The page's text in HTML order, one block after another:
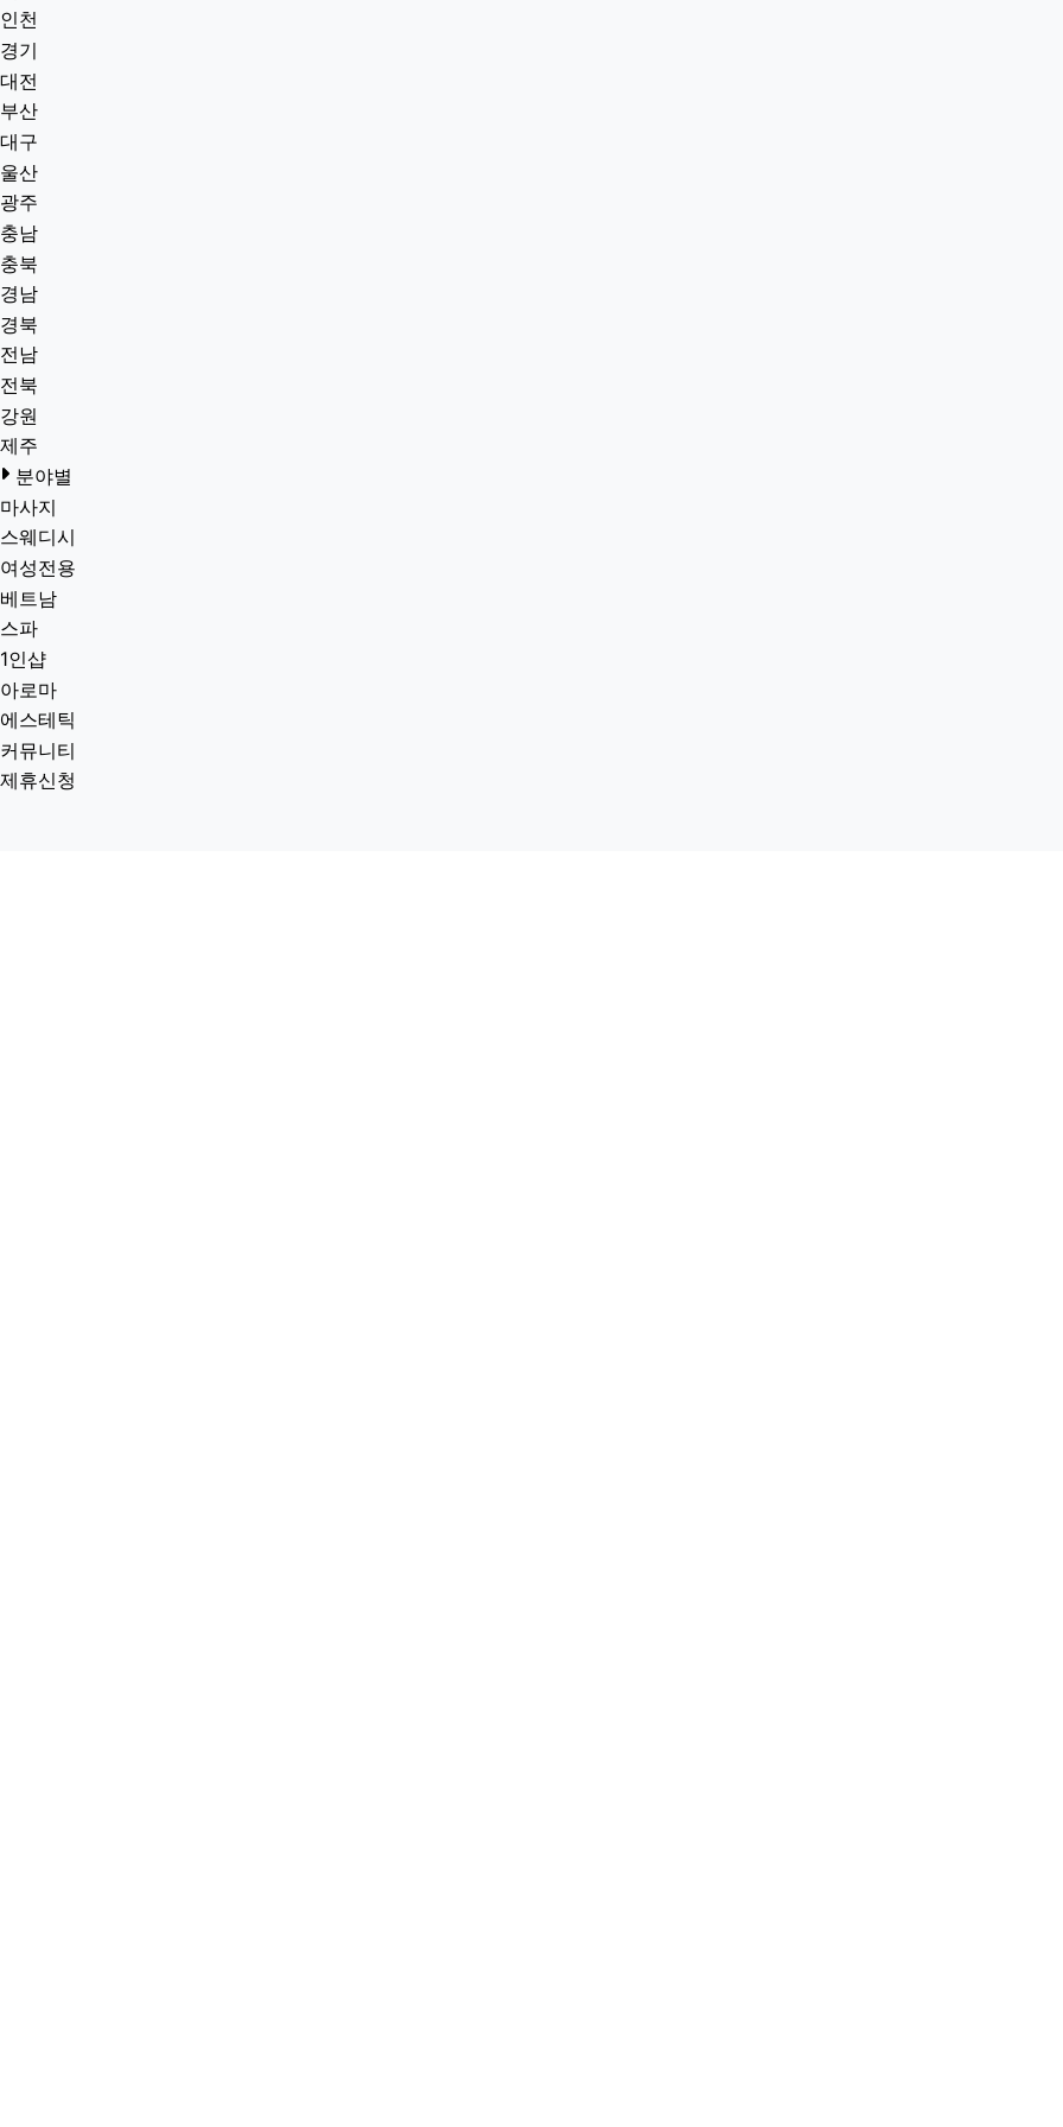
인천
경기
대전
부산
대구
울산
광주
충남
충북
경남
경북
전남
전북
강원
제주
분야별
마사지
스웨디시
여성전용
베트남
스파
1인샵
아로마
에스테틱
커뮤니티
제휴신청